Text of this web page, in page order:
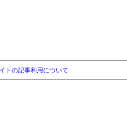
トの記事利用について